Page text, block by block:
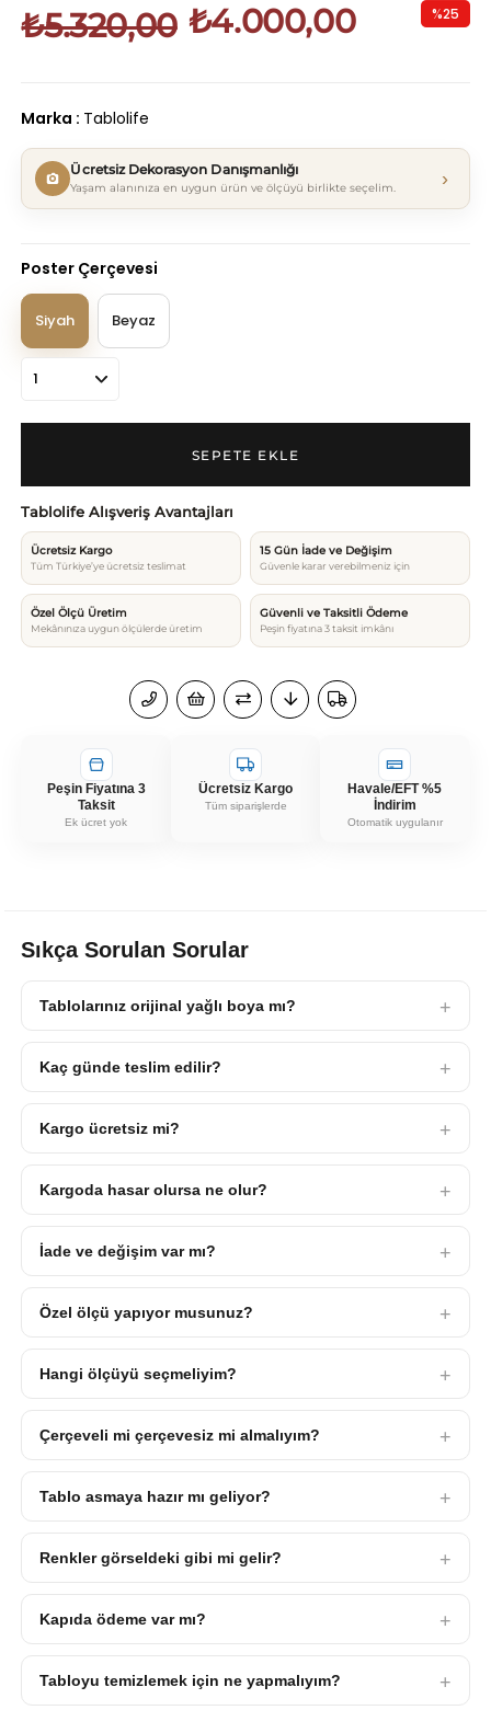
₺5.320,00 ₺4.000,00 %25
Marka : Tablolife
Ücretsiz Dekorasyon Danışmanlığı
Yaşam alanınıza en uygun ürün ve ölçüyü birlikte seçelim. ›
Poster Çerçevesi
Siyah Beyaz
Tablolife Alışveriş Avantajları
Ücretsiz Kargo
Tüm Türkiye’ye ücretsiz teslimat
15 Gün İade ve Değişim
Güvenle karar verebilmeniz için
Özel Ölçü Üretim
Mekânınıza uygun ölçülerde üretim
Güvenli ve Taksitli Ödeme
Peşin fiyatına 3 taksit imkânı
Peşin Fiyatına 3
Taksit
Ek ücret yok
Ücretsiz Kargo
Tüm siparişlerde
Havale/EFT %5
İndirim
Otomatik uygulanır
Sıkça Sorulan Sorular
Tablolarınız orijinal yağlı boya mı?
Kaç günde teslim edilir?
Kargo ücretsiz mi?
Kargoda hasar olursa ne olur?
İade ve değişim var mı?
Özel ölçü yapıyor musunuz?
Hangi ölçüyü seçmeliyim?
Çerçeveli mi çerçevesiz mi almalıyım?
Tablo asmaya hazır mı geliyor?
Renkler görseldeki gibi mi gelir?
Kapıda ödeme var mı?
Tabloyu temizlemek için ne yapmalıyım?